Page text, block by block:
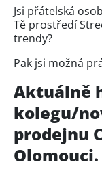
Jsi přátelská
Tě prostředí
trendy?
Pak jsi možná
Aktuálně
kolegu/
prodejnu
Olomouci.